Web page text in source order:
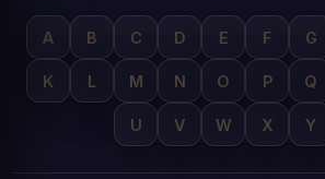
A B C D E F G
K L M N O P Q
U V W X Y